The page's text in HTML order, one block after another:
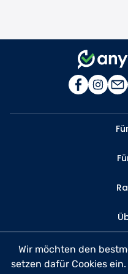
Wir möchten den
setzen dafür Cookies